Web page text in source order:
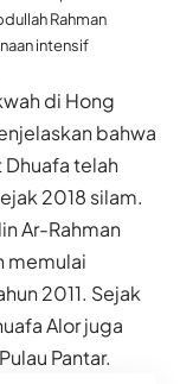
Rahman
intensif
di Hong
bahwa
telah
2018 silam.
Ar-Rahman
memulai
2011. Sejak
Alor juga
Pantar.